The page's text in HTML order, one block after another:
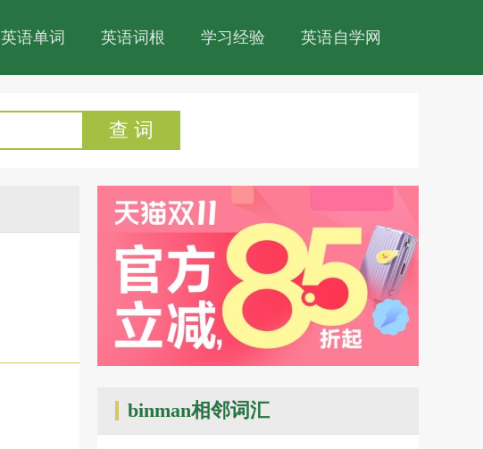
英语单词 英语词根 学习经验 英语自学网
查 词
binman相邻词汇